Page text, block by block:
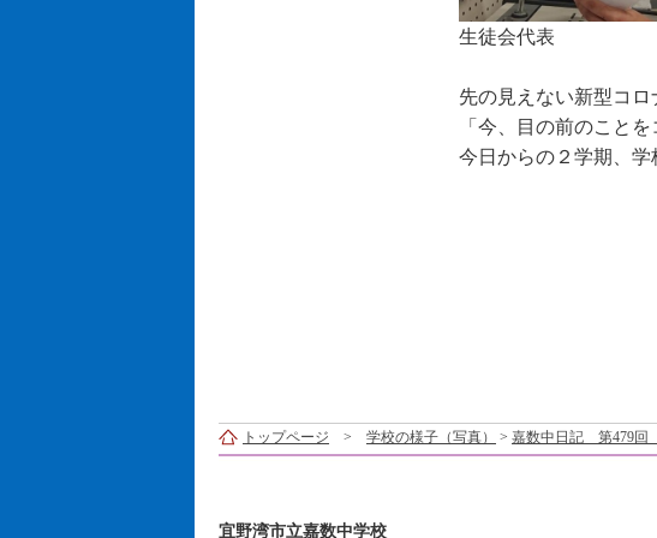
生徒会代表
先の見えない新型コロ
「今、目の前のことを
今日からの２学期、学
トップページ > 学校の様子（写真） > 嘉数中日記 第479回
宜野湾市立嘉数中学校